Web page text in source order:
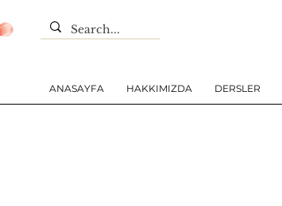
ANASAYFA HAKKIMIZDA DERSLER